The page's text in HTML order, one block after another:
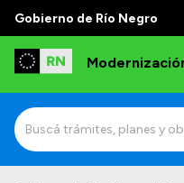
Gobierno de Río Negro